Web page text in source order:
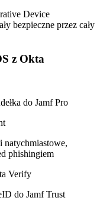
Device
bezpieczne przez cały
z Okta
do Jamf Pro
natychmiastowe,
phishingiem
Verify
do Jamf Trust